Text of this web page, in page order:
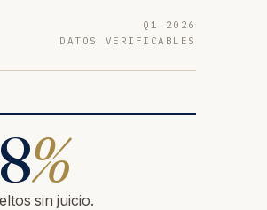
Q1 2026
DATOS VERIFICABLES
%
sin juicio.